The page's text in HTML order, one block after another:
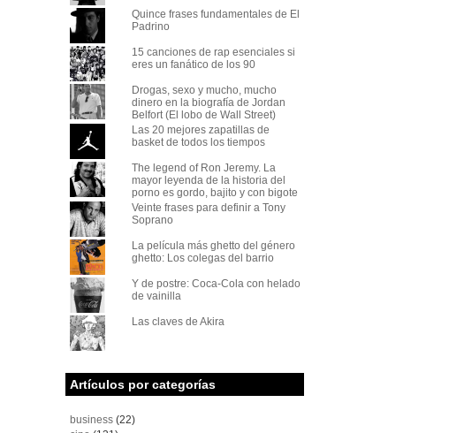
Quince frases fundamentales de El
Padrino
15 canciones de rap esenciales si
eres un fanático de los 90
Drogas, sexo y mucho, mucho
dinero en la biografía de Jordan
Belfort (El lobo de Wall Street)
Las 20 mejores zapatillas de
basket de todos los tiempos
The legend of Ron Jeremy. La
mayor leyenda de la historia del
porno es gordo, bajito y con bigote
Veinte frases para definir a Tony
Soprano
La película más ghetto del género
ghetto: Los colegas del barrio
Y de postre: Coca-Cola con helado
de vainilla
Las claves de Akira
Artículos por categorías
business(22)